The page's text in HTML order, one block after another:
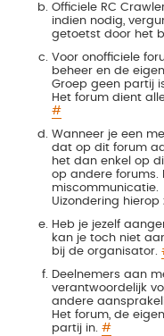
Officiele RC
indien nodig,
getoetst door het
Voor onofficiele
beheer en de
Groep geen partij
Het forum dient
#
Wanneer je een
dat op dit forum
het dan enkel op
op andere forums.
miscommunicatie.
Uizondering hierop
Heb je jezelf
kan je toch niet
bij de organisator.
Deelnemers aan
verantwoordelijk
andere
Het forum, de
partij in. #